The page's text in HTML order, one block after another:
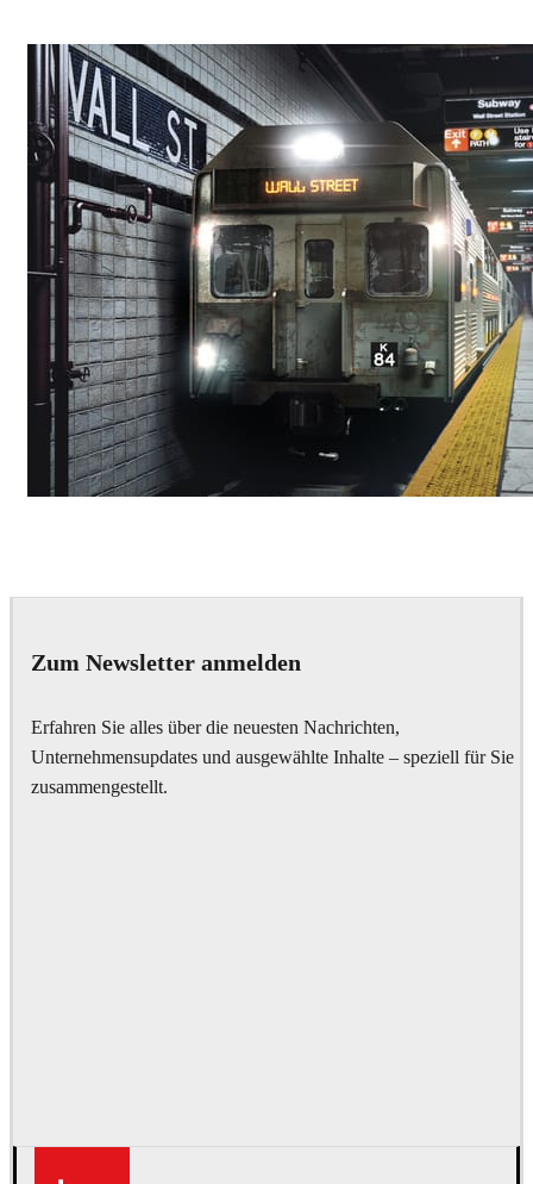
Zum Newsletter anmelden
Erfahren Sie alles über die neuesten Nachrichten,
Unternehmensupdates und ausgewählte Inhalte – speziell für Sie
zusammengestellt.